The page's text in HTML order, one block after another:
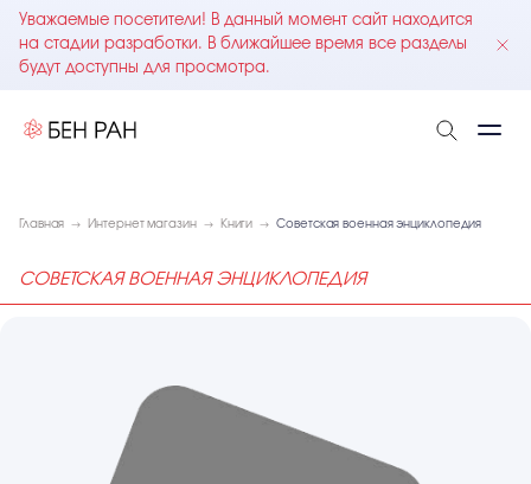
Уважаемые посетители! В данный момент сайт находится
на стадии разработки. В ближайшее время все разделы
будут доступны для просмотра.
Главная Интернет магазин Книги Советская военная энциклопедия
СОВЕТСКАЯ ВОЕННАЯ ЭНЦИКЛОПЕДИЯ